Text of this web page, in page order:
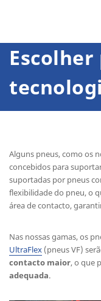
Escolher
Alguns pneus, como os
concebidos para
suportadas por pneus
flexibilidade do pneu, o
área de contacto,
Nas nossas gamas, os
UltraFlex (pneus VF)
contacto maior, o que
adequada.